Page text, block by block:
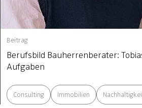
Beitrag
Berufsbild Bauherrenberater:
Aufgaben
Consulting Immobilien